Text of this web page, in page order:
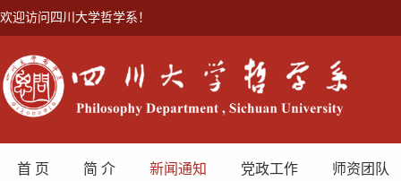
欢迎访问四川大学哲学系！
首 页 简 介 新闻通知 党政工作 师资团队